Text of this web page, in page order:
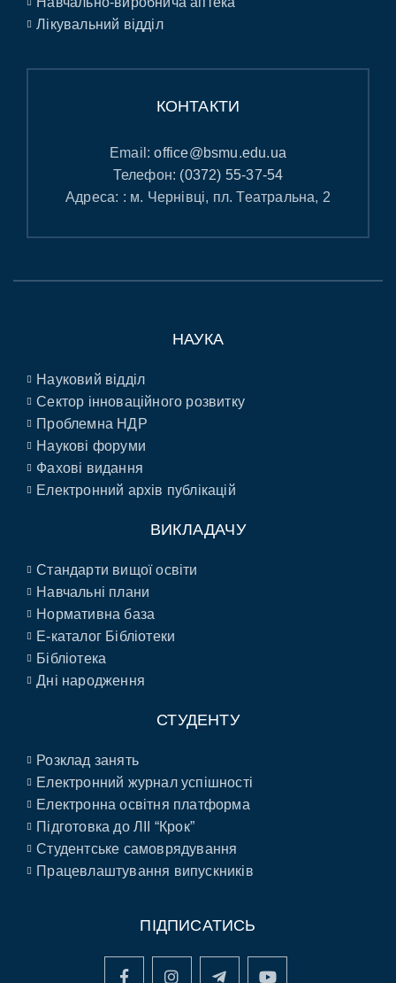
Лікувальний відділ
КОНТАКТИ
Email:office@bsmu.edu.ua
Телефон: (0372) 55-37-54
Адреса: : м. Чернівці, пл. Театральна, 2
НАУКА
Науковий відділ
Сектор інноваційного розвитку
Проблемна НДР
Наукові форуми
Фахові видання
Електронний архів публікацій
ВИКЛАДАЧУ
Стандарти вищої освіти
Навчальні плани
Нормативна база
E-каталог Бібліотеки
Бібліотека
Дні народження
СТУДЕНТУ
Розклад занять
Електронний журнал успішності
Електронна освітня платформа
Підготовка до ЛІІ “Крок”
Студентське самоврядування
Працевлаштування випускників
ПІДПИСАТИСЬ